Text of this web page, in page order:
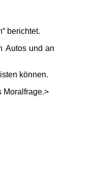
berichtet.
Autos und an
können.
Moralfrage.>